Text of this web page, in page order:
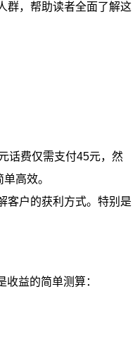
群，帮助读者全面了解这
话费仅需支付45元，然
高效。
客户的获利方式。特别是
益的简单测算：